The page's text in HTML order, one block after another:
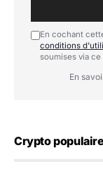
En cochant
conditions
soumises via ce
En
Crypto